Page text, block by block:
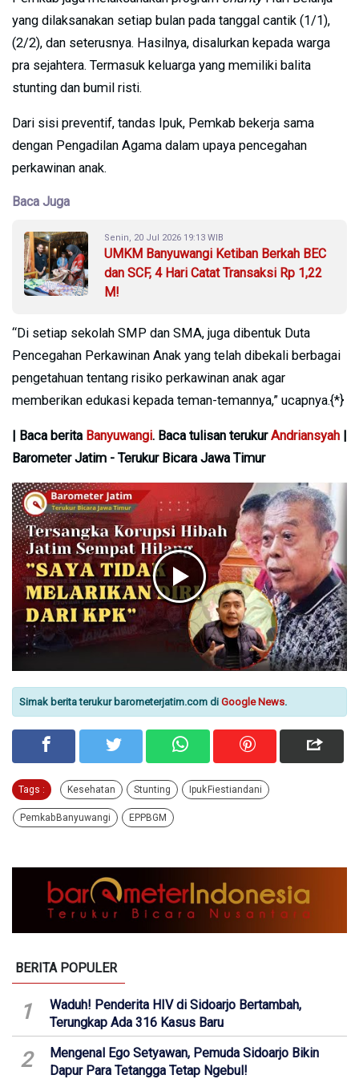
yang dilaksanakan setiap bulan pada tanggal cantik (1/1),
(2/2), dan seterusnya. Hasilnya, disalurkan kepada warga
pra sejahtera. Termasuk keluarga yang memiliki balita
stunting dan bumil risti.
Dari sisi preventif, tandas Ipuk, Pemkab bekerja sama
dengan Pengadilan Agama dalam upaya pencegahan
perkawinan anak.
Baca Juga
Senin, 20 Jul 2026 19:13 WIB
UMKM Banyuwangi Ketiban Berkah BEC
dan SCF, 4 Hari Catat Transaksi Rp 1,22
M!
“Di setiap sekolah SMP dan SMA, juga dibentuk Duta
Pencegahan Perkawinan Anak yang telah dibekali berbagai
pengetahuan tentang risiko perkawinan anak agar
memberikan edukasi kepada teman-temannya,” ucapnya.{*}
| Baca berita Banyuwangi. Baca tulisan terukurAndriansyah |
Barometer Jatim - Terukur Bicara Jawa Timur
Simak berita terukur barometerjatim.com di Google News.
Tags : Kesehatan Stunting Ipuk Fiestiandani
Pemkab Banyuwangi EPPBGM
BERITA POPULER
1
Waduh! Penderita HIV di Sidoarjo Bertambah,
Terungkap Ada 316 Kasus Baru
2
Mengenal Ego Setyawan, Pemuda Sidoarjo Bikin
Dapur Para Tetangga Tetap Ngebul!